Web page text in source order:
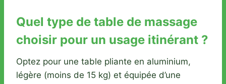
Quel type de table de massage
choisir pour un usage itinérant ?
Optez pour une table pliante en aluminium,
légère (moins de 15 kg) et équipée d’une